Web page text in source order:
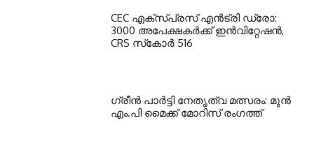
CEC എക്‌സ്പ്രസ് എന്‍ട്രി ഡ്രോ:
3000 അപേക്ഷകര്‍ക്ക് ഇന്‍വിറ്റേഷന്‍,
CRS സ്‌കോര്‍ 516
ഗ്രീന്‍ പാര്‍ട്ടി നേതൃത്വ മത്സരം: മുന്‍
എം.പി മൈക്ക് മോറിസ് രംഗത്ത്